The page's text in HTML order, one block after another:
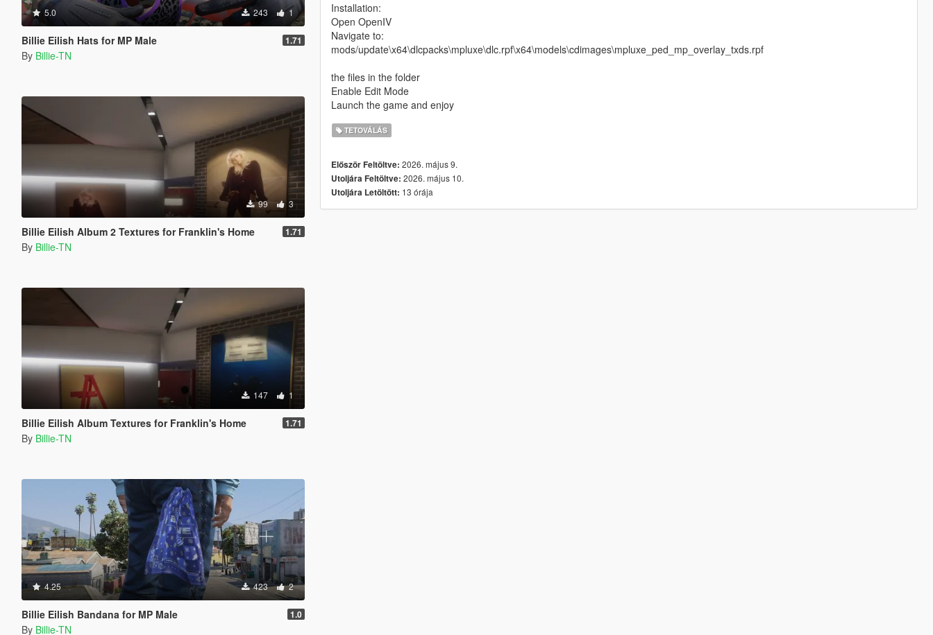
5.0 243 1
Billie Eilish Hats for MP Male 1.71
By Billie-TN
99 3
Billie Eilish Album 2 Textures for Franklin's Home 1.71
By Billie-TN
147 1
Billie Eilish Album Textures for Franklin's Home 1.71
By Billie-TN
4.25 423 2
Billie Eilish Bandana for MP Male 1.0
By Billie-TN
Installation:
Open OpenIV
Navigate to:
mods/update\x64\dlcpacks\mpluxe\dlc.rpf\x64\models\cdimages\mpluxe_ped_mp_overlay_txds.rpf
the files in the folder
Enable Edit Mode
Launch the game and enjoy
TETOVÁLÁS
Először Feltöltve: 2026. május 9.
Utoljára Feltöltve: 2026. május 10.
Utoljára Letöltött: 13 órája